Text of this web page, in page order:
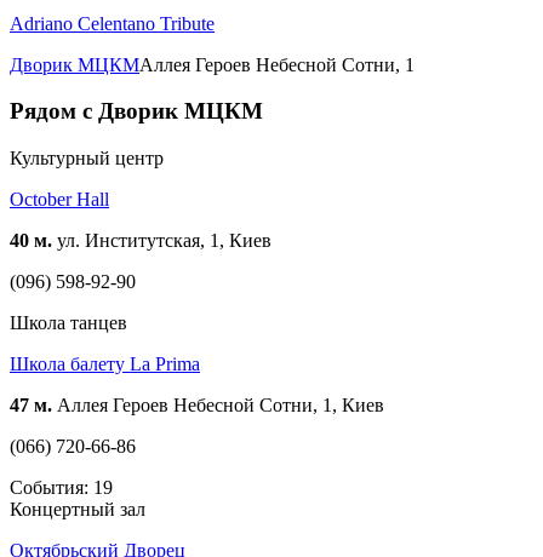
Adriano Celentano Tribute
Дворик МЦКМАллея Героев Небесной Сотни, 1
Рядом с Дворик МЦКМ
Культурный центр
October Hall
40 м. ул. Институтская, 1, Киев
(096) 598-92-90
Школа танцев
Школа балету La Prima
47 м. Аллея Героев Небесной Сотни, 1, Киев
(066) 720-66-86
События: 19
Концертный зал
Октябрьский Дворец